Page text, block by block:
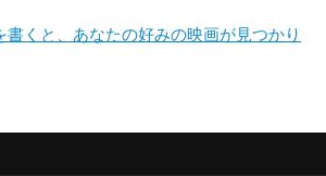
書くと、あなたの好みの映画が見つかり